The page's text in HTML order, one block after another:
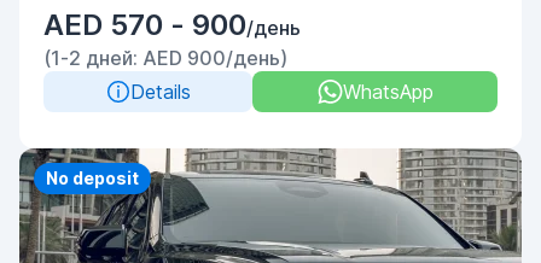
AED 570 - 900/день
(1-2 дней: AED 900/день)
Details
WhatsApp
No deposit